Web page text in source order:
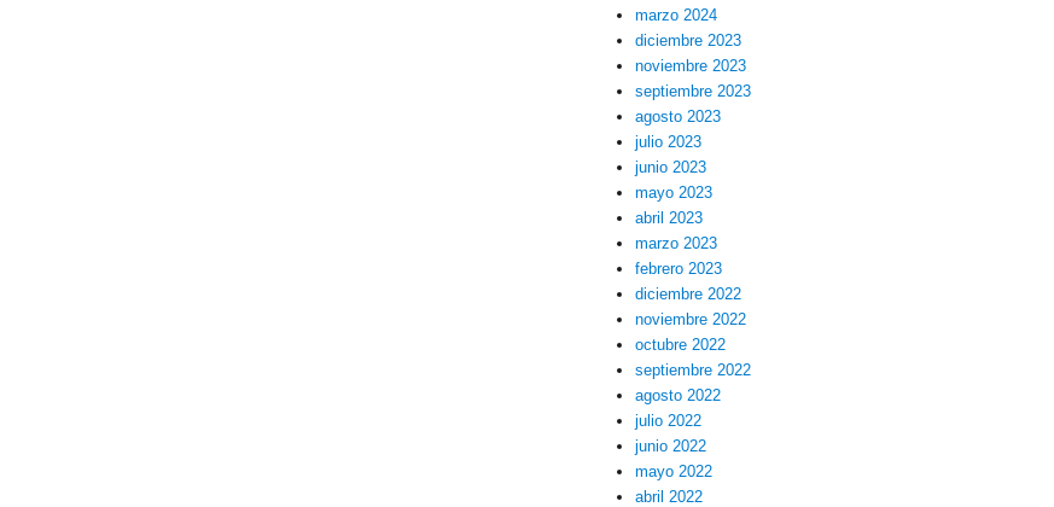
marzo 2024
diciembre 2023
noviembre 2023
septiembre 2023
agosto 2023
julio 2023
junio 2023
mayo 2023
abril 2023
marzo 2023
febrero 2023
diciembre 2022
noviembre 2022
octubre 2022
septiembre 2022
agosto 2022
julio 2022
junio 2022
mayo 2022
abril 2022